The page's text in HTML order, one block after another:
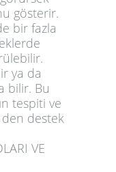
gösterir.
bir fazla
ya da
bilir. Bu
tespiti ve
destek
VE